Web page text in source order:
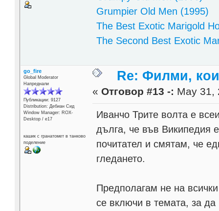
Grumpier Old Men (1995)
The Best Exotic Marigold
The Second Best Exotic
go_fire
Global Moderator
Напреднали
Публикации: 9127
Distribution: Дебиан Сид
Window Manager: ROX-
Desktop / е17
кашик с гранатомет в танково
поделение
Re: Филми,
« Отговор #13 -: May 31,
Иванчо Трите волта е
дълга, че във Википедия
почитател и смятам, че
гледането.
Предполагам не на
се включи в темата, за да